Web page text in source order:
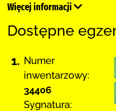
Więcej informacji
Dostępne
1. Numer
inwentarzowy:
34406
Sygnatura: